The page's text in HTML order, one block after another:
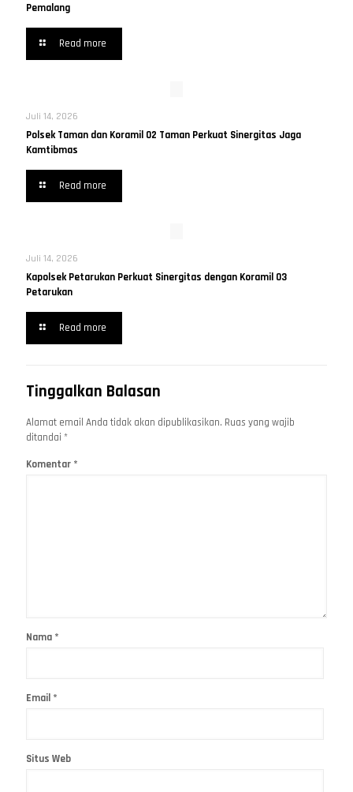
Pemalang
Read more
Juli 14, 2026
Polsek Taman dan Koramil 02 Taman Perkuat Sinergitas Jaga
Kamtibmas
Read more
Juli 14, 2026
Kapolsek Petarukan Perkuat Sinergitas dengan Koramil 03
Petarukan
Read more
Tinggalkan Balasan
Alamat email Anda tidak akan dipublikasikan. Ruas yang wajib
ditandai *
Komentar *
Nama *
Email *
Situs Web